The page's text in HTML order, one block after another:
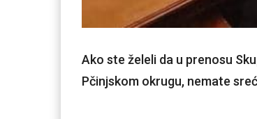
Ako ste želeli da u prenosu
Pčinjskom okrugu, nemate